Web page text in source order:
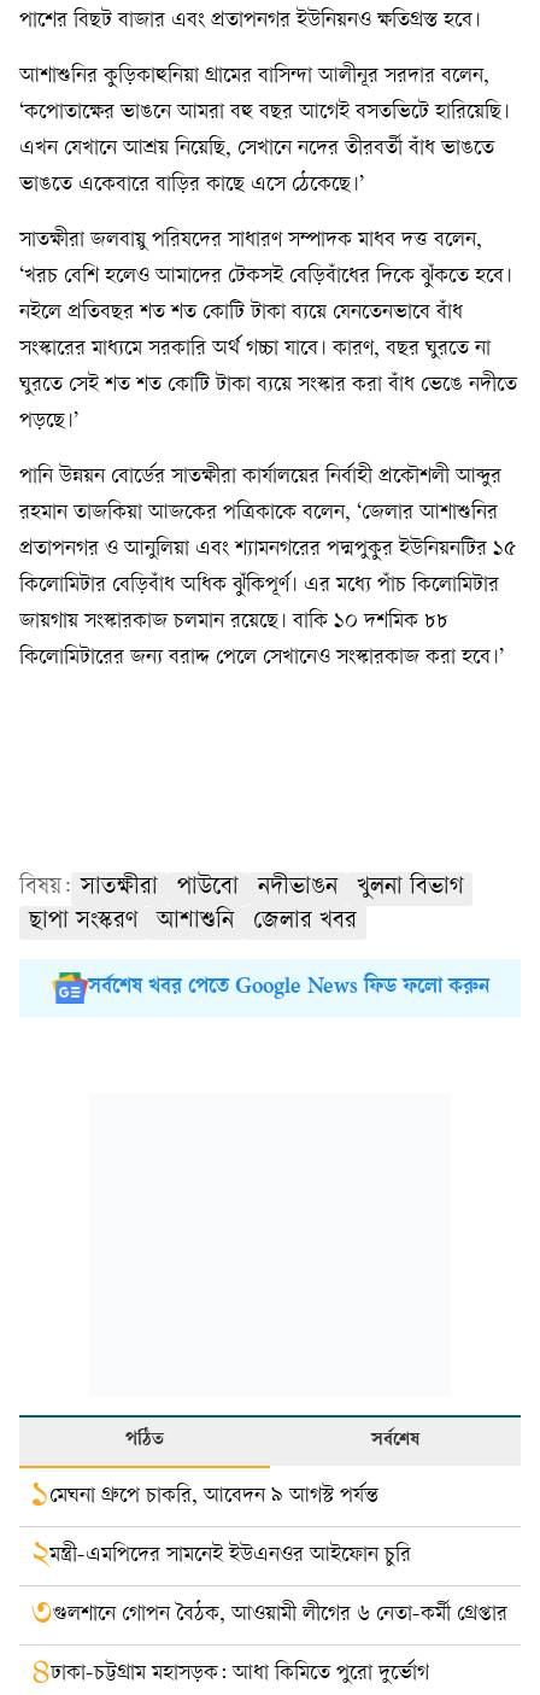
পাশের বিছট বাজার এবং প্রতাপনগর ইউনিয়নও ক্ষতিগ্রস্ত হবে।
আশাশুনির কুড়িকাহুনিয়া গ্রামের বাসিন্দা আলীনূর সরদার বলেন,
‘কপোতাক্ষের ভাঙনে আমরা বহু বছর আগেই বসতভিটে হারিয়েছি।
এখন যেখানে আশ্রয় নিয়েছি, সেখানে নদের তীরবর্তী বাঁধ ভাঙতে
ভাঙতে একেবারে বাড়ির কাছে এসে ঠেকেছে।’
সাতক্ষীরা জলবায়ু পরিষদের সাধারণ সম্পাদক মাধব দত্ত বলেন,
‘খরচ বেশি হলেও আমাদের টেকসই বেড়িবাঁধের দিকে ঝুঁকতে হবে।
নইলে প্রতিবছর শত শত কোটি টাকা ব্যয়ে যেনতেনভাবে বাঁধ
সংস্কারের মাধ্যমে সরকারি অর্থ গচ্চা যাবে। কারণ, বছর ঘুরতে না
ঘুরতে সেই শত শত কোটি টাকা ব্যয়ে সংস্কার করা বাঁধ ভেঙে নদীতে
পড়ছে।’
পানি উন্নয়ন বোর্ডের সাতক্ষীরা কার্যালয়ের নির্বাহী প্রকৌশলী আব্দুর
রহমান তাজকিয়া আজকের পত্রিকাকে বলেন, ‘জেলার আশাশুনির
প্রতাপনগর ও আনুলিয়া এবং শ্যামনগরের পদ্মপুকুর ইউনিয়নটির ১৫
কিলোমিটার বেড়িবাঁধ অধিক ঝুঁকিপূর্ণ। এর মধ্যে পাঁচ কিলোমিটার
জায়গায় সংস্কারকাজ চলমান রয়েছে। বাকি ১০ দশমিক ৮৮
কিলোমিটারের জন্য বরাদ্দ পেলে সেখানেও সংস্কারকাজ করা হবে।’
বিষয়: সাতক্ষীরা পাউবো নদীভাঙন
খুলনা বিভাগ
ছাপা সংস্করণ
আশাশুনি জেলার খবর
সর্বশেষ খবর পেতে Google News ফিড ফলো করুন
পঠিত সর্বশেষ
১মেঘনা গ্রুপে চাকরি, আবেদন ৯ আগস্ট পর্যন্ত
২মন্ত্রী-এমপিদের সামনেই ইউএনওর আইফোন চুরি
৩গুলশানে গোপন বৈঠক, আওয়ামী লীগের ৬ নেতা-কর্মী গ্রেপ্তার
৪ঢাকা-চট্টগ্রাম মহাসড়ক: আধা কিমিতে পুরো দুর্ভোগ